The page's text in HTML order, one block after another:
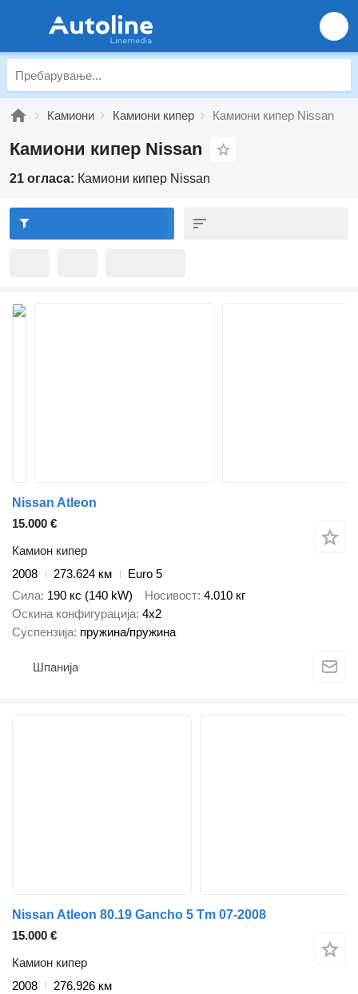
Камиони Камиони кипер Камиони кипер Nissan
Камиони кипер Nissan
21 огласа: Камиони кипер Nissan
Nissan Atleon
15.000 €
Камион кипер
2008
273.624 км
Euro 5
Сила 190 кс (140 kW) Носивост 4.010 кг
Оскина конфигурација 4x2
Суспензија пружина/пружина
Шпанија
Nissan Atleon 80.19 Gancho 5 Tm 07-2008
15.000 €
Камион кипер
2008
276.926 км